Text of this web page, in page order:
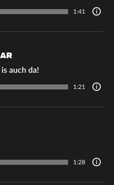
1:41
auch da!
1:21
1:28